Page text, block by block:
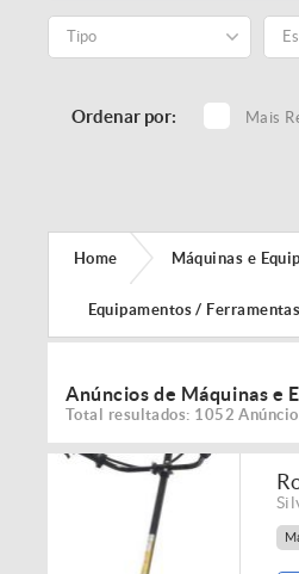
Tipo
Ordenar por: Mais
Home Máquinas e
Equipamentos / Ferramentas
Anúncios de Máquinas e
Total resultados: 1052